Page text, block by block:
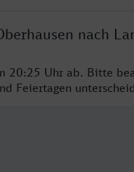
nach
20:25 Uhr ab. Bitte
Feiertagen